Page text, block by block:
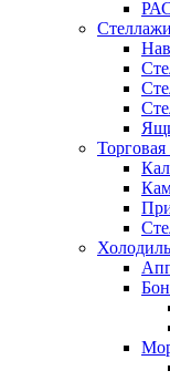
Стеллажи